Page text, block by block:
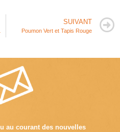
SUIVANT
Poumon Vert et Tapis Rouge
au courant des nouvelles